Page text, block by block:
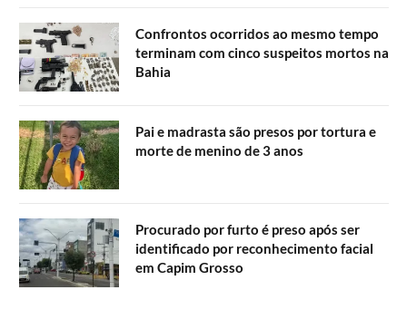
Confrontos ocorridos ao mesmo tempo
terminam com cinco suspeitos mortos na
Bahia
Pai e madrasta são presos por tortura e
morte de menino de 3 anos
Procurado por furto é preso após ser
identificado por reconhecimento facial
em Capim Grosso